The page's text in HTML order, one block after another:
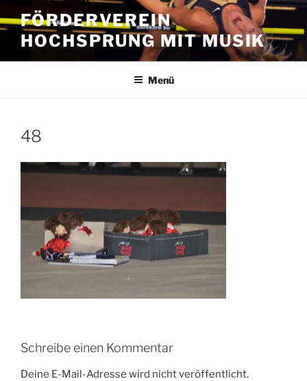
Inhalt
springen
FÖRDERVEREIN
HOCHSPRUNG MIT MUSIK
Menü
48
Schreibe einen Kommentar
Deine E-Mail-Adresse wird nicht veröffentlicht.